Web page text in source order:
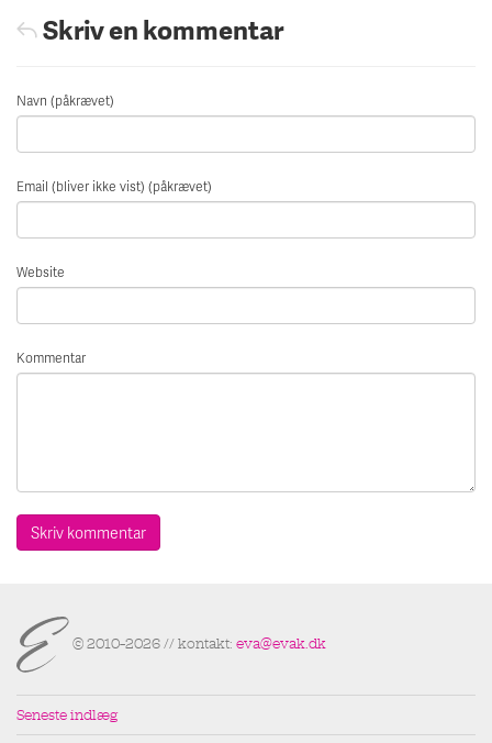
Skriv en kommentar
Navn (påkrævet)
Email (bliver ikke vist) (påkrævet)
Website
Kommentar
© 2010–2026 // kontakt: eva@evak.dk
Seneste indlæg